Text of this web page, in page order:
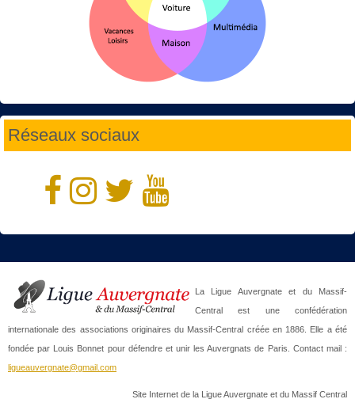
Réseaux sociaux
La Ligue Auvergnate et du Massif-
Central est une confédération
internationale des associations originaires du Massif-Central créée en 1886. Elle a été
fondée par Louis Bonnet pour défendre et unir les Auvergnats de Paris. Contact mail :
ligueauvergnate@gmail.com
Site Internet de la Ligue Auvergnate et du Massif Central